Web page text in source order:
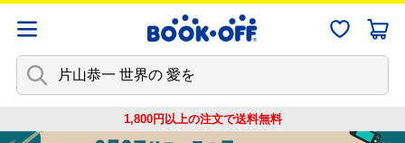
1,800円以上の注文で送料無料